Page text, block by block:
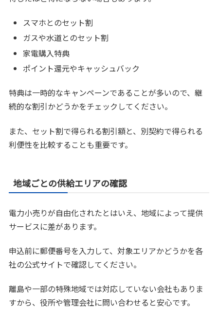
スマホとのセット割
ガスや水道とのセット割
家電購入特典
ポイント還元やキャッシュバック
特典は一時的なキャンペーンであることが多いので、継
続的な割引かどうかをチェックしてください。
また、セット割で得られる割引額と、別契約で得られる
利便性を比較することも重要です。
地域ごとの供給エリアの確認
電力小売りが自由化されたとはいえ、地域によって提供
サービスに差があります。
申込前に郵便番号を入力して、対象エリアかどうかを各
社の公式サイトで確認してください。
離島や一部の特殊地域では対応していない会社もありま
すから、役所や管理会社に問い合わせると安心です。